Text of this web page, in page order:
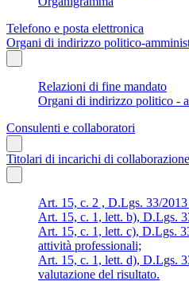
Telefono e posta elettronica
Organi di indirizzo politico-
Relazioni di fine mandato
Organi di indirizzo politico -
Consulenti e collaboratori
Titolari di incarichi di
Art. 15, c. 2 , D.Lgs. 33/
Art. 15, c. 1, lett. b), D.Lgs.
Art. 15, c. 1, lett. c), D.Lgs.
attività professionali;
Art. 15, c. 1, lett. d), D.Lgs.
valutazione del risultato.